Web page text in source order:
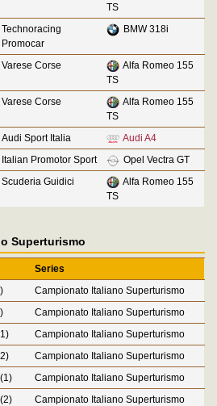
TS
Technoracing
Promocar
BMW 318i
Varese Corse
Alfa Romeo 155
TS
Varese Corse
Alfa Romeo 155
TS
Audi Sport Italia
Audi A4
Italian Promotor Sport
Opel Vectra GT
Scuderia Guidici
Alfa Romeo 155
TS
Superturismo
Series
Campionato Italiano Superturismo
Campionato Italiano Superturismo
Campionato Italiano Superturismo
Campionato Italiano Superturismo
(1)
Campionato Italiano Superturismo
(2)
Campionato Italiano Superturismo